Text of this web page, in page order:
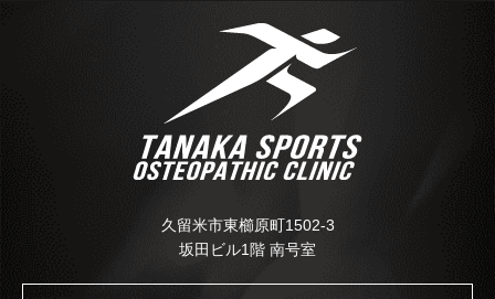
久留米市東櫛原町1502-3
坂田ビル1階 南号室